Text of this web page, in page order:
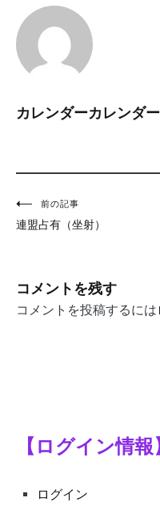
カレンダーカレンダー
投
稿
ビ
ゲ
前の記事
連盟占有（坐射）
コメントを残す
コメントを投稿するには
【ログイン情報
ログイン